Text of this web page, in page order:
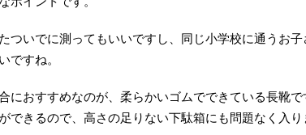
ついでに測ってもいいですし、同じ小学校に通うお子
ですね。
におすすめなのが、柔らかいゴムでできている長靴
できるので、高さの足りない下駄箱にも問題なく入り